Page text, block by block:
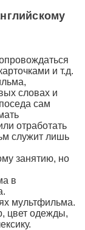
и т.д.
словах и
сам
отработать
служит лишь
занятию, но
в
мультфильма.
цвет одежды,